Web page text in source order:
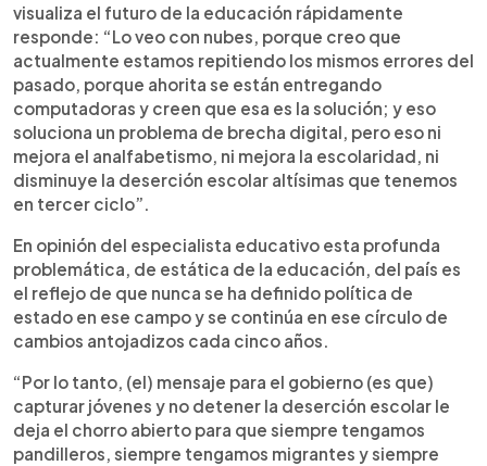
visualiza el futuro de la educación rápidamente
responde: “Lo veo con nubes, porque creo que
actualmente estamos repitiendo los mismos errores del
pasado, porque ahorita se están entregando
computadoras y creen que esa es la solución; y eso
soluciona un problema de brecha digital, pero eso ni
mejora el analfabetismo, ni mejora la escolaridad, ni
disminuye la deserción escolar altísimas que tenemos
en tercer ciclo”.
En opinión del especialista educativo esta profunda
problemática, de estática de la educación, del país es
el reflejo de que nunca se ha definido política de
estado en ese campo y se continúa en ese círculo de
cambios antojadizos cada cinco años.
“Por lo tanto, (el) mensaje para el gobierno (es que)
capturar jóvenes y no detener la deserción escolar le
deja el chorro abierto para que siempre tengamos
pandilleros, siempre tengamos migrantes y siempre